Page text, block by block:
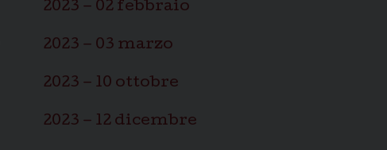
2023 – 02 febbraio
2023 – 03 marzo
2023 – 10 ottobre
2023 – 12 dicembre